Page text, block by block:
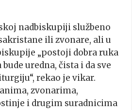
nadbiskupiji službeno
ili zvonare, ali u
„postoji dobra ruka
uredna, čista i da sve
rekao je vikar.
zvonarima,
i drugim suradnicima